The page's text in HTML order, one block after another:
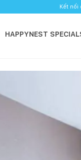
Kết nối
HAPPYNEST